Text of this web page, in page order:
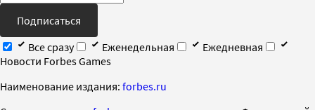
Подписаться
Все сразу
Еженедельная
Ежедневная
Новости Forbes Games
Наименование издания: forbes.ru